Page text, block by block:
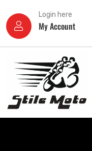
Login here
My Account